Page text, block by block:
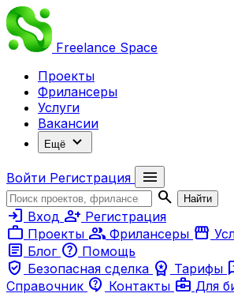
Freelance Space
Проекты
Фрилансеры
Услуги
Вакансии
Ещё expand_more
Войти Регистрация
menu
search
Найти
login Вход person_add Регистрация
work Проекты group Фрилансеры storefront
article Блог help Помощь
verified_user Безопасная сделка workspace_premium Тарифы
Справочник contact_support Контакты business_center Для